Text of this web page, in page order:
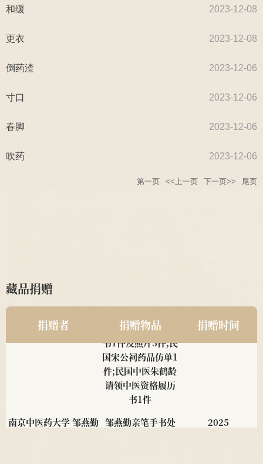
和缓 2023-12-08
更衣 2023-12-08
倒药渣 2023-12-06
寸口 2023-12-06
春脚 2023-12-06
吹药 2023-12-06
第一页 <<上一页 下一页>> 尾页
藏品捐赠
捐赠者 捐赠物品 捐赠时间
针推112班顾珂溢、薛昊
名医钱伯煊修业证
书1件及照片3件;民
国宋公祠药品仿单1
件;民国中医朱鹤龄
请领中医资格履历
书1件
南京中医药大学 邹燕勤 邹燕勤亲笔手书处
2025